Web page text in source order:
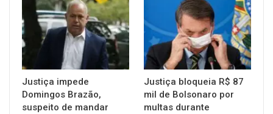
Justiça impede
Domingos Brazão,
suspeito de mandar
Justiça bloqueia R$ 87
mil de Bolsonaro por
multas durante